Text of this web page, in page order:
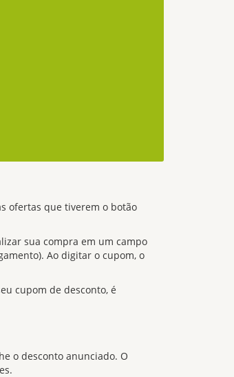
ofertas que tiverem o botão
sua compra em um campo
Ao digitar o cupom, o
cupom de desconto, é
o desconto anunciado. O